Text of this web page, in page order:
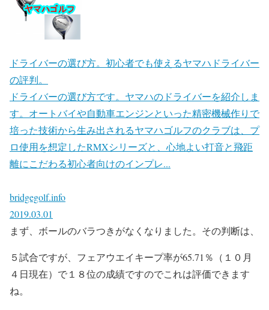
ドライバーの選び方。初心者でも使えるヤマハドライバー
の評判。
ドライバーの選び方です。ヤマハのドライバーを紹介しま
す。オートバイや自動車エンジンといった精密機械作りで
培った技術から生み出されるヤマハゴルフのクラブは、プ
ロ使用を想定したRMXシリーズと、心地よい打音と飛距
離にこだわる初心者向けのインプレ...
bridgegolf.info
2019.03.01
まず、ボールのバラつきがなくなりました。その判断は、
５試合ですが、フェアウエイキープ率が65.71％（１０月
４日現在）で１８位の成績ですのでこれは評価できます
ね。